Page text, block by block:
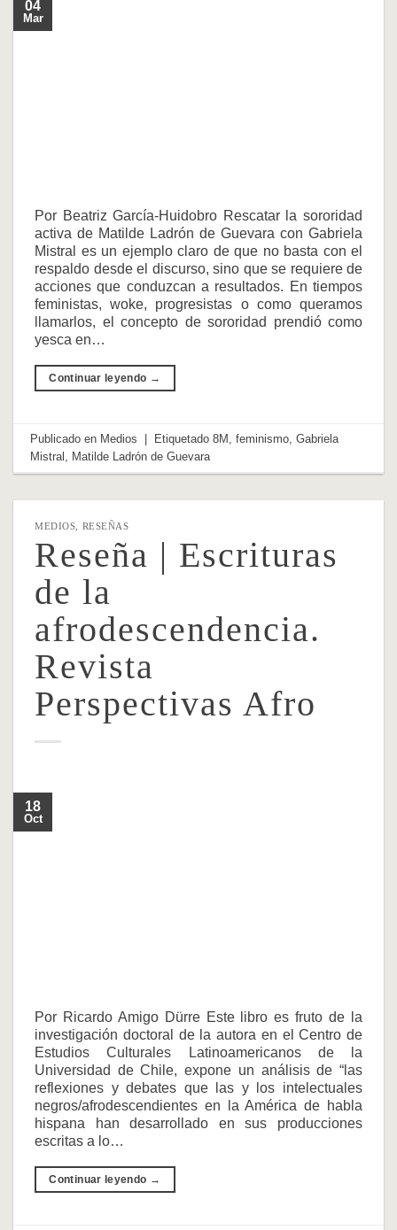
04
Mar
Por Beatriz García-Huidobro Rescatar la sororidad
activa de Matilde Ladrón de Guevara con Gabriela
Mistral es un ejemplo claro de que no basta con el
respaldo desde el discurso, sino que se requiere de
acciones que conduzcan a resultados. En tiempos
feministas, woke, progresistas o como queramos
llamarlos, el concepto de sororidad prendió como
yesca en…
Continuar leyendo →
Publicado en Medios | Etiquetado8M ,feminismo ,Gabriela
Mistral
Matilde Ladrón de Guevara
MEDIOS RESEÑAS
Reseña | Escrituras
de la
afrodescendencia.
Revista
Perspectivas Afro
18
Oct
Por Ricardo Amigo Dürre Este libro es fruto de la
investigación doctoral de la autora en el Centro de
Estudios Culturales Latinoamericanos de la
Universidad de Chile, expone un análisis de “las
reflexiones y debates que las y los intelectuales
negros/afrodescendientes en la América de habla
hispana han desarrollado en sus producciones
escritas a lo…
Continuar leyendo →